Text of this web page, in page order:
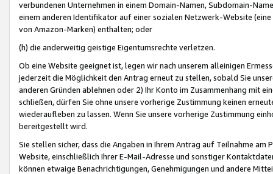
verbundenen Unternehmen in einem Domain-Namen, Subdomain-
einem anderen Identifikator auf einer sozialen Netzwerk-Website
von Amazon-Marken) enthalten; oder
(h) die anderweitig geistige Eigentumsrechte verletzen.
Ob eine Website geeignet ist, legen wir nach unserem alleinigen
jederzeit die Möglichkeit den Antrag erneut zu stellen, sobald Sie
anderen Gründen ablehnen oder 2) Ihr Konto im Zusammenhang mit
schließen, dürfen Sie ohne unsere vorherige Zustimmung keinen
wiederaufleben zu lassen. Wenn Sie unsere vorherige Zustimmung
bereitgestellt wird.
Sie stellen sicher, dass die Angaben in Ihrem Antrag auf Teilnahme
Website, einschließlich Ihrer E-Mail-Adresse und sonstiger
können etwaige Benachrichtigungen, Genehmigungen und andere